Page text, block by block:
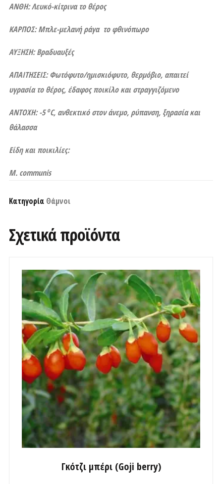
ΑΝΘΗ: Λευκό-κίτρινα το θέρος
ΚΑΡΠΟΣ: Μπλε-μελανή ράγα το φθινόπωρο
ΑΥΞΗΣΗ: Βραδυαυξές
ΑΠΑΙΤΗΣΕΙΣ: Φωτόφυτο/ημισκιόφυτο, θερμόβιο, απαιτεί
υγρασία το θέρος, έδαφος ποικίλο και στραγγιζόμενο
ΑΝΤΟΧΗ: -5οC, ανθεκτικό στον άνεμο, ρύπανση, ξηρασία και
θάλασσα
Είδη και ποικιλίες:
M. communis
Κατηγορία Θάμνοι
Σχετικά προϊόντα
Γκότζι μπέρι (Goji berry)